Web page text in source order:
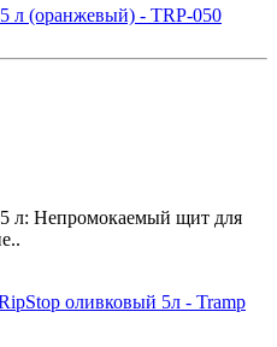
л (оранжевый) - TRP-050
л: Непромокаемый щит для